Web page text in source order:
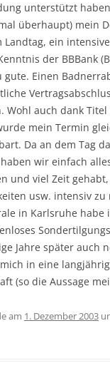
unterstützt
überhaupt) mein
Landtag, ein
der BBBank
gute. Einen
Wohl auch dank
mein Termin
Da an dem Tag
wir einfach
und viel Zeit
usw. intensiv zu
in Karlsruhe habe
Jahre später auch
in eine
(so die Aussage
am 1. Dezember 2003